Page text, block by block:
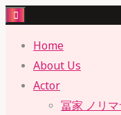
Skip
contentHome
About Us
Actor
冨家 ノリ